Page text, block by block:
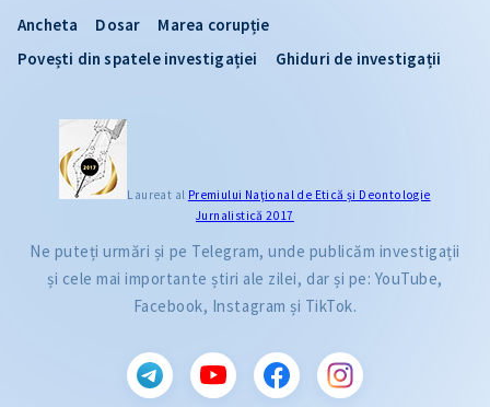
Ancheta Dosar
Marea corupție
Povești din spatele investigației
Ghiduri de investigații
Laureat al Premiului Naţional de Etică și Deontologie
Jurnalistică 2017
Ne puteți urmări și pe Telegram, unde publicăm investigații
și cele mai importante știri ale zilei, dar și pe: YouTube,
Facebook, Instagram și TikTok.